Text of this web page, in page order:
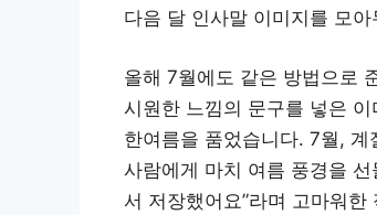
다음 달 인사말 이미지를 모
올해 7월에도 같은 방법으로
시원한 느낌의 문구를 넣은
한여름을 품었습니다. 7월,
사람에게 마치 여름 풍경을
서 저장했어요”라며 고마워한